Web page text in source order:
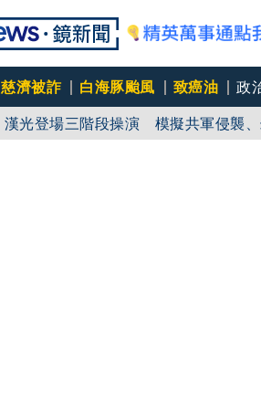
慈濟被詐 白海豚颱風 致癌油
政
漢光登場三階段操演 模擬共軍侵襲
AIT發文「韌性台灣」 桃機反機降